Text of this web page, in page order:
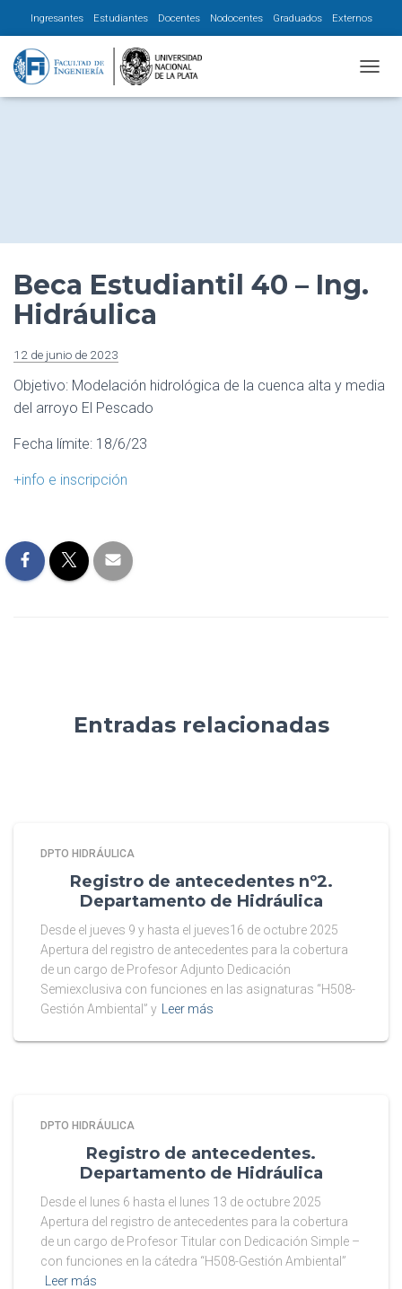
Ingresantes Estudiantes Docentes Nodocentes Graduados Externos
Beca Estudiantil 40 – Ing.
Hidráulica
12 de junio de 2023
Objetivo: Modelación hidrológica de la cuenca alta y media
del arroyo El Pescado
Fecha límite: 18/6/23
+info e inscripción
Entradas relacionadas
DPTO HIDRÁULICA
Registro de antecedentes nº2.
Departamento de Hidráulica
Desde el jueves 9 y hasta el jueves16 de octubre 2025
Apertura del registro de antecedentes para la cobertura
de un cargo de Profesor Adjunto Dedicación
Semiexclusiva con funciones en las asignaturas “H508-
Gestión Ambiental” y
Leer más
DPTO HIDRÁULICA
Registro de antecedentes.
Departamento de Hidráulica
Desde el lunes 6 hasta el lunes 13 de octubre 2025
Apertura del registro de antecedentes para la cobertura
de un cargo de Profesor Titular con Dedicación Simple –
con funciones en la cátedra “H508-Gestión Ambiental”
Leer más